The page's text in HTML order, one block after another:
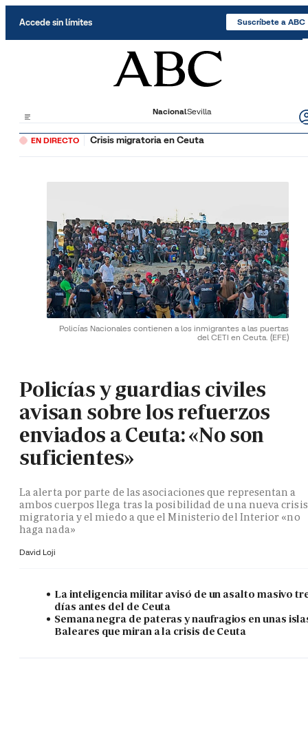
Accede sin límites Suscríbete a ABC
NacionalSevilla
EN DIRECTO Crisis migratoria en Ceuta
Policías Nacionales contienen a los inmigrantes a las puertas
del CETI en Ceuta. (EFE)
Policías y guardias civiles
avisan sobre los refuerzos
enviados a Ceuta: «No son
suficientes»
La alerta por parte de las asociaciones que representan a
ambos cuerpos llega tras la posibilidad de una nueva crisis
migratoria y el miedo a que el Ministerio del Interior «no
haga nada»
David Loji
La inteligencia militar avisó de un asalto masivo
días antes del de Ceuta
Semana negra de pateras y naufragios en unas
Baleares que miran a la crisis de Ceuta